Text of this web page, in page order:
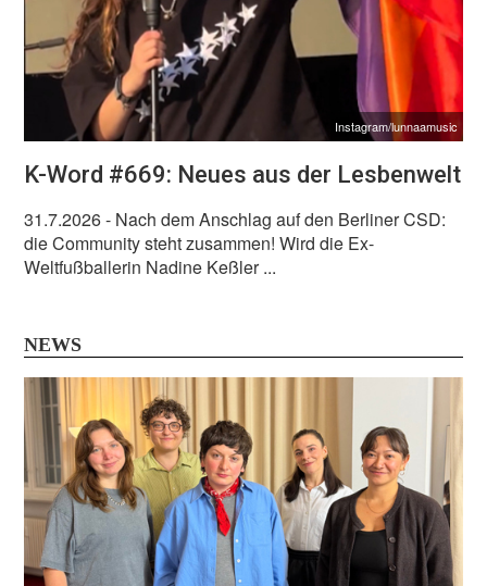
Instagram/lunnaamusic
K-Word #669: Neues aus der Lesbenwelt
31.7.2026- Nach dem Anschlag auf den Berliner CSD:
die Community steht zusammen! Wird die Ex-
Weltfußballerin Nadine Keßler ...
NEWS